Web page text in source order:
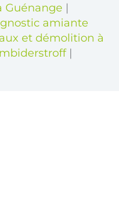
Guénange |
amiante
et démolition à
|